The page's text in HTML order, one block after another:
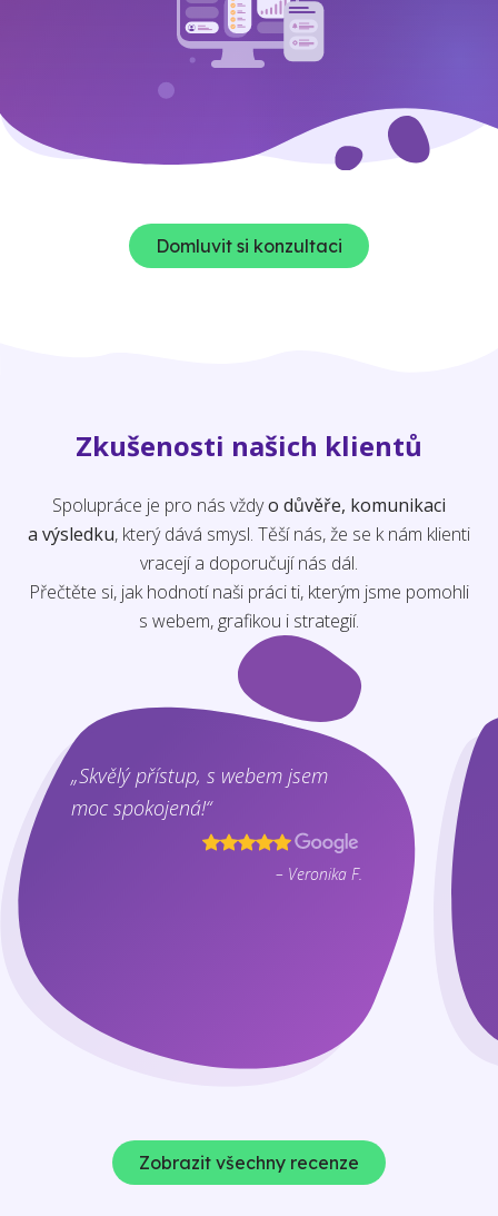
Domluvit si konzultaci
Zkušenosti našich klientů
Spolupráce je pro nás vždyo důvěře, komunikaci
a výsledku, který dává smysl. Těší nás, že se k nám klienti
vracejí a doporučují nás dál.
Přečtěte si, jak hodnotí naši práci ti, kterým jsme pomohli
s webem, grafikou i strategií.
„Skvělý přístup, s webem jsem
moc spokojená!“
– Veronika F.
Zobrazit všechny recenze